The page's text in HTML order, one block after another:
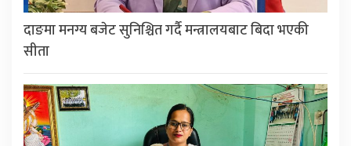
दाङमा मनग्य बजेट सुनिश्चित गर्दै मन्त्रालयबाट बिदा भएकी
सीता